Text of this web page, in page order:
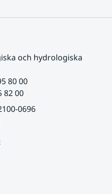
och hydrologiska
80 00
82 00
0696